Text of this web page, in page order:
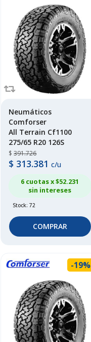
Neumáticos
Comforser
All Terrain Cf1100
275/65 R20 126S
$391.726
$ 313.381 c/u
6 cuotas x $52.231
sin intereses
Stock: 72
COMPRAR
-19%